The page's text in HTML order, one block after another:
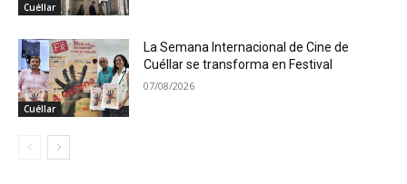
Cuéllar
Cuéllar
La Semana Internacional de Cine de
Cuéllar se transforma en Festival
07/08/2026